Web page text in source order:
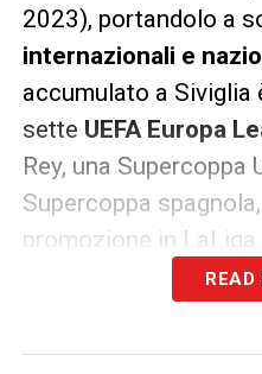
2023), portandolo a
internazionali e
accumulato a Siviglia
sette UEFA Europa
Rey, una Supercoppa
Supercoppa
promozione in LaLiga.
Esperienze
READ